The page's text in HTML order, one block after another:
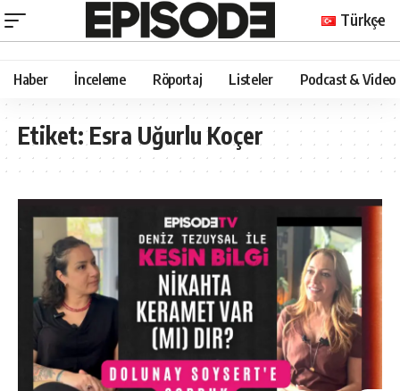
Türkçe
Haber İnceleme Röportaj Listeler Podcast & Video
Etiket:Esra Uğurlu Koçer